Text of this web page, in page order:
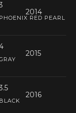
2014
PHOENIX RED PEARL
2015
2016
BLACK